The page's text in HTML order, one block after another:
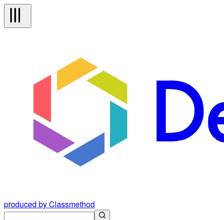
produced by Classmethod